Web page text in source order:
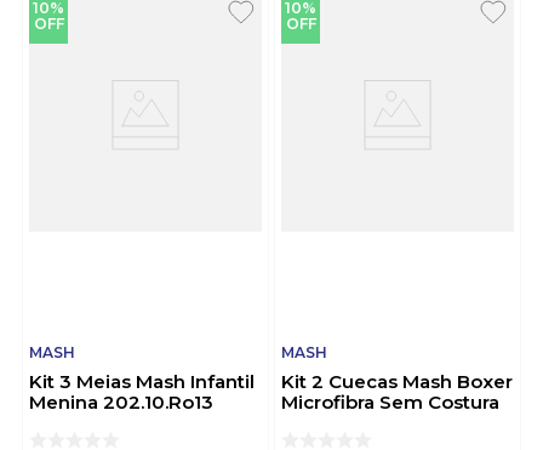
10%
OFF
MASH
Kit 3 Meias Mash Infantil
Menina 202.10.Ro13
10%
OFF
MASH
Kit 2 Cuecas Mash Boxer
Microfibra Sem Costura